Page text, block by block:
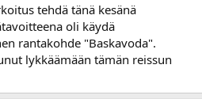
tehdä tänä kesänä
oli käydä
rantakohde "Baskavoda".
lykkäämään tämän reissun